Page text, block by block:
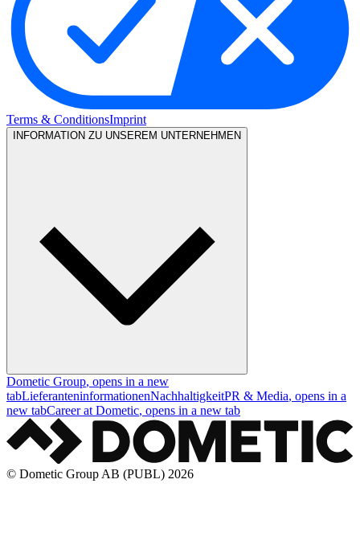
Terms & ConditionsImprint
INFORMATION ZU UNSEREM UNTERNEHMEN
Dometic Group, opens in a new
tabLieferanteninformationenNachhaltigkeitPR & Media, opens in a
new tabCareer at Dometic, opens in a new tab
© Dometic Group AB (PUBL) 2026